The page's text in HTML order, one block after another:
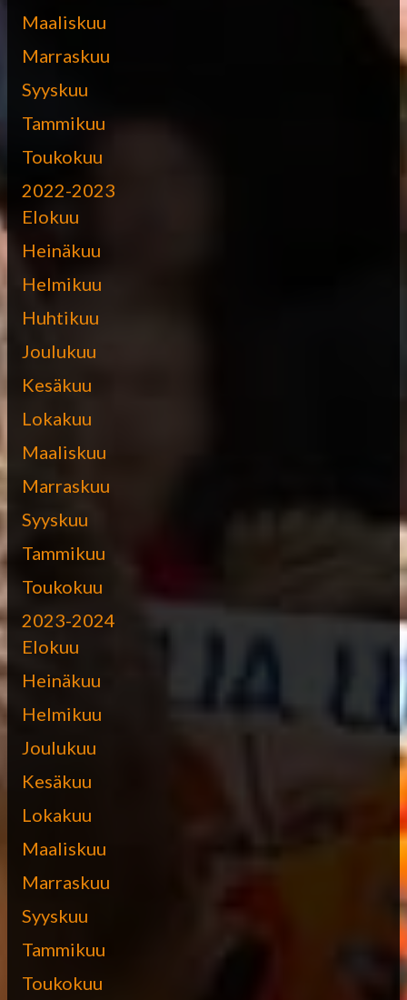
Maaliskuu
Marraskuu
Syyskuu
Tammikuu
Toukokuu
2022-2023
Elokuu
Heinäkuu
Helmikuu
Huhtikuu
Joulukuu
Kesäkuu
Lokakuu
Maaliskuu
Marraskuu
Syyskuu
Tammikuu
Toukokuu
2023-2024
Elokuu
Heinäkuu
Helmikuu
Joulukuu
Kesäkuu
Lokakuu
Maaliskuu
Marraskuu
Syyskuu
Tammikuu
Toukokuu